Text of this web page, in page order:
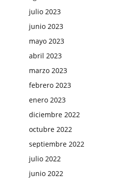
julio 2023
junio 2023
mayo 2023
abril 2023
marzo 2023
febrero 2023
enero 2023
diciembre 2022
octubre 2022
septiembre 2022
julio 2022
junio 2022